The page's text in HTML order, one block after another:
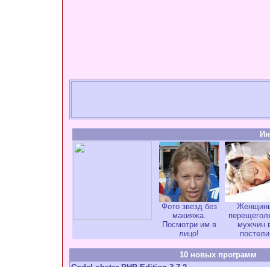
Фото звезд без
макияжа.
Посмотри им в
лицо!
мужчин
постели
10 новых программ